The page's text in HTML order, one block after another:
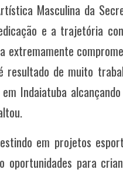
Masculina da
e a trajetória
extremamente
resultado de muito
Indaiatuba
em projetos
oportunidades para